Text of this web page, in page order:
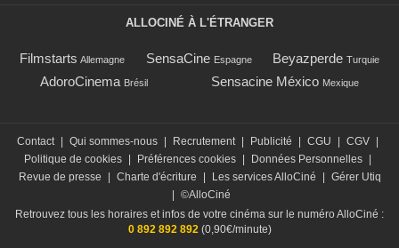
ALLOCINÉ À L'ÉTRANGER
Filmstarts Allemagne SensaCine Espagne Beyazperde Turquie
AdoroCinema Brésil Sensacine México Mexique
Contact Qui sommes-nous Recrutement Publicité CGU CGV
Politique de cookies
Préférences cookies Données Personnelles
Revue de presse
Charte d'écriture Les services AlloCiné
Gérer Utiq
©AlloCiné
Retrouvez tous les horaires et infos de votre cinéma sur le numéro AlloCiné :
0 892 892 892(0,90€/minute)